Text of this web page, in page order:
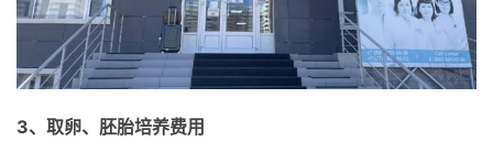
3、取卵、胚胎培养费用